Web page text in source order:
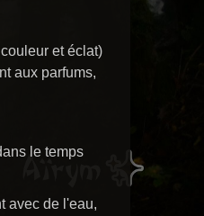
et éclat)
aux parfums,
le temps
avec de l'eau,